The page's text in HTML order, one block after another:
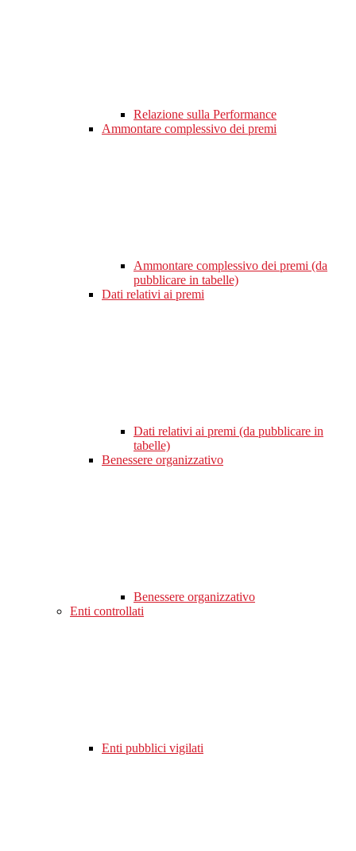
Relazione sulla Performance
Ammontare complessivo dei premi
Ammontare complessivo dei premi (da
pubblicare in tabelle)
Dati relativi ai premi
Dati relativi ai premi (da pubblicare in
tabelle)
Benessere organizzativo
Benessere organizzativo
Enti controllati
Enti pubblici vigilati